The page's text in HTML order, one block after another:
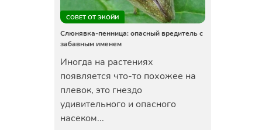
СОВЕТ ОТ ЭКОЙИ
Слюнявка-пенница: опасный вредитель с
забавным именем
Иногда на растениях
появляется что-то похожее на
плевок, это гнездо
удивительного и опасного
насеком...